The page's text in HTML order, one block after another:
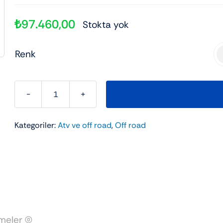
Şehir Bisikleti Çanta
₺97.460,00 Stokta yok
Renk
KUBA
adet
Kategoriler:Atv ve off road,Off road
(0)